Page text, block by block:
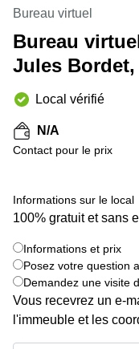
la
Neuve
Wavre
Centre
Anvers
Centre
Gand
Centre
d'affaires
Ville de
Coworking
Ixelles
Coworking
Coworking
Tournai
Salle de
conférence
Bureau virtuel
Bureau
Jules Bordet,
Local vérifié
N/A
Contact pour le prix
Informations sur le local
100% gratuit et sans
Informations et prix
Posez votre question
Demandez une visite
Vous recevrez un e-
l'immeuble et les